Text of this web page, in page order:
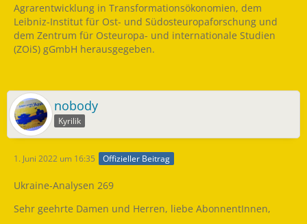
Agrarentwicklung in Transformationsökonomien, dem
Leibniz-Institut für Ost- und Südosteuropaforschung und
dem Zentrum für Osteuropa- und internationale Studien
(ZOiS) gGmbH herausgegeben.
nobody
Kyrilik
1. Juni 2022 um 16:35 Offizieller Beitrag
Ukraine-Analysen 269
Sehr geehrte Damen und Herren, liebe AbonnentInnen,